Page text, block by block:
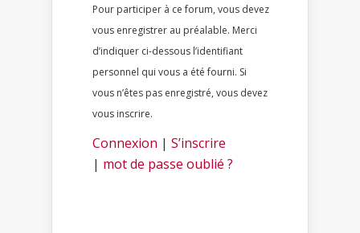
Pour participer à ce forum, vous devez
vous enregistrer au préalable. Merci
d’indiquer ci-dessous l’identifiant
personnel qui vous a été fourni. Si
vous n’êtes pas enregistré, vous devez
vous inscrire.
Connexion | S’inscrire
| mot de passe oublié ?